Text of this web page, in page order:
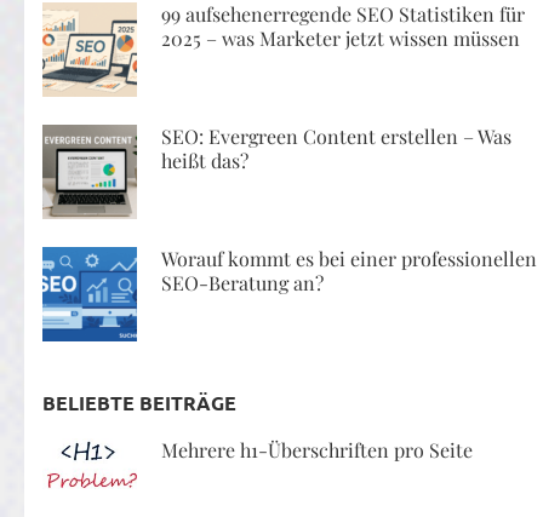
99 aufsehenerregende SEO Statistiken für
2025 – was Marketer jetzt wissen müssen
SEO: Evergreen Content erstellen – Was
heißt das?
Worauf kommt es bei einer professionellen
SEO-Beratung an?
BELIEBTE BEITRÄGE
Mehrere h1-Überschriften pro Seite